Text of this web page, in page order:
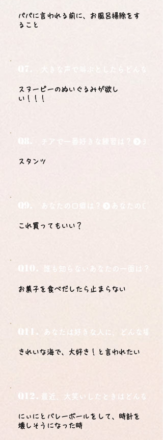
パパに言われる前に、お風呂掃除をす
ること
Q7. 大きな声で叫ぶとしたらどんな言葉
スヌーピーのぬいぐるみが欲し
い！！！
Q8. チアで一番好きな練習は？
スタンツ
Q9. あなたの口癖は？
これ買ってもいい？
Q10. 誰も知らないあなたの一面は？
お菓子を食べだしたら止まらない
Q11. あなたは好きな人に、どんな場所
きれいな海で、大好き！と言われたい
Q12. 最近、大笑いしたときはどんな時？
にぃにとバレーボールをして、時計を
壊しそうになった時